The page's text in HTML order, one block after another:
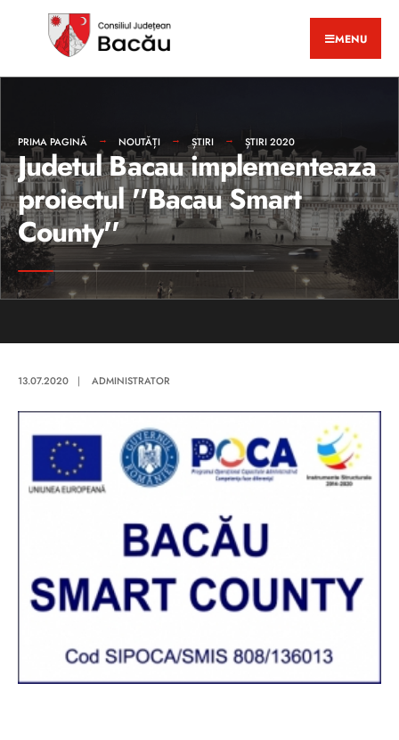
MENU
PRIMA PAGINĂ NOUTĂȚI ȘTIRI ȘTIRI 2020
Judetul Bacau implementeaza
proiectul ''Bacau Smart
County''
13.07.2020 | ADMINISTRATOR